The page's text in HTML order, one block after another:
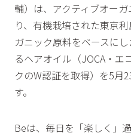
輔）は、アクティブオー
り、有機栽培された東京
ガニック原料をベースに
るヘアオイル（JOCA・エ
クのW認証を取得）を5月
す。
Beは、毎日を「楽しく」